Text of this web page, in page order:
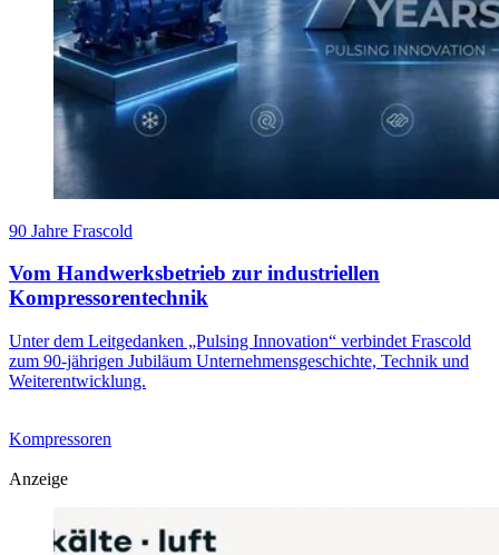
90 Jahre Frascold
Vom Handwerksbetrieb zur industriellen
Kompressorentechnik
Unter dem Leitgedanken „Pulsing Innovation“ verbindet Frascold
zum 90-jährigen Jubiläum Unternehmensgeschichte, Technik und
Weiterentwicklung.
Kompressoren
Anzeige